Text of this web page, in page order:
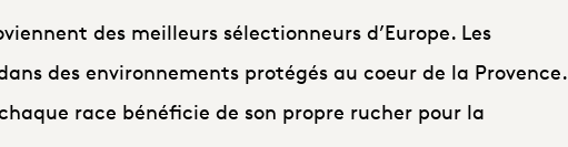
des meilleurs sélectionneurs d’Europe. Les
des environnements protégés au coeur de la Provence.
race bénéficie de son propre rucher pour la